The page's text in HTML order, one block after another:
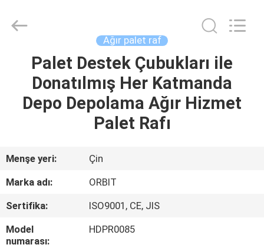
ÜRÜN:%
HAKKIMIZDA
TURU
Products
Ağır palet raf
Palet Destek Çubukları ile
Donatılmış Her Katmanda
Depo Depolama Ağır Hizmet
Palet Rafı
Menşe yeri:
Çin
Marka adı:
ORBIT
Sertifika:
ISO9001, CE, JIS
Model
numarası:
HDPR0085